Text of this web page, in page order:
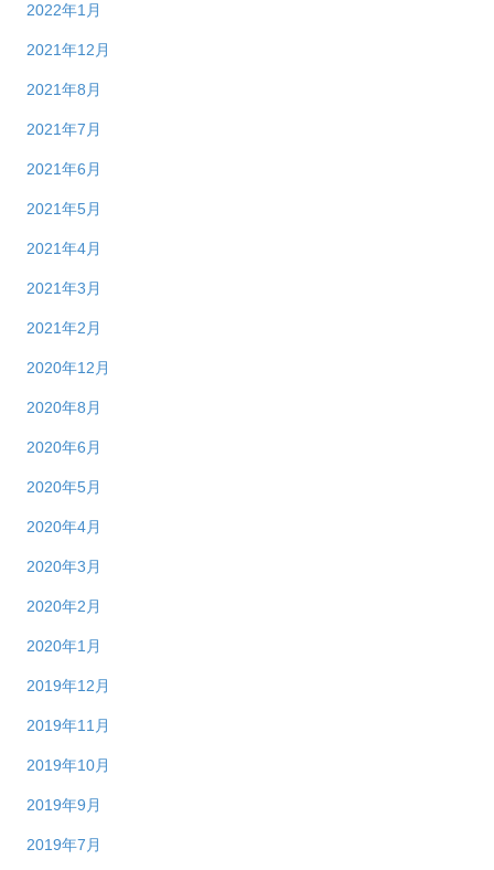
2022年1月
2021年12月
2021年8月
2021年7月
2021年6月
2021年5月
2021年4月
2021年3月
2021年2月
2020年12月
2020年8月
2020年6月
2020年5月
2020年4月
2020年3月
2020年2月
2020年1月
2019年12月
2019年11月
2019年10月
2019年9月
2019年7月